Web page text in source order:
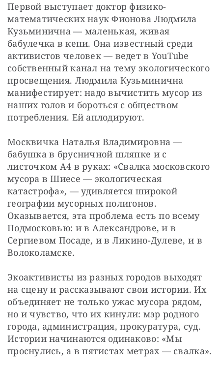
Первой выступает доктор физико-
математических наук Фионова Людмила
Кузьминична — маленькая, живая
бабулечка в кепи. Она известный среди
активистов человек — ведет в YouTube
собственный канал на тему экологического
просвещения. Людмила Кузьминична
манифестирует: надо вычистить мусор из
наших голов и бороться с обществом
потребления. Ей аплодируют.
Москвичка Наталья Владимировна —
бабушка в брусничной шляпке и с
листочком А4 в руках: «Свалка московского
мусора в Шиесе — экологическая
катастрофа», — удивляется широкой
географии мусорных полигонов.
Оказывается, эта проблема есть по всему
Подмосковью: и в Александрове, и в
Сергиевом Посаде, и в Ликино-Дулеве, и в
Волоколамске.
Экоактивисты из разных городов выходят
на сцену и рассказывают свои истории. Их
объединяет не только ужас мусора рядом,
но и чувство, что их кинули: мэр родного
города, администрация, прокуратура, суд.
Истории начинаются одинаково: «Мы
проснулись, а в пятистах метрах — свалка».